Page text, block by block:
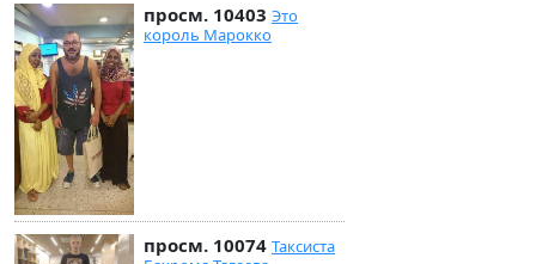
просм. 10403 Это
король Марокко
просм. 10074 Таксиста